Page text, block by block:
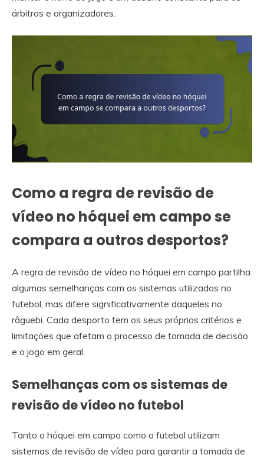
árbitros e organizadores.
Como a regra de revisão de
vídeo no hóquei em campo se
compara a outros desportos?
A regra de revisão de vídeo no hóquei em campo partilha
algumas semelhanças com os sistemas utilizados no
futebol, mas difere significativamente daqueles no
râguebi. Cada desporto tem os seus próprios critérios e
limitações que afetam o processo de tomada de decisão
e o jogo em geral.
Semelhanças com os sistemas de
revisão de vídeo no futebol
Tanto o hóquei em campo como o futebol utilizam
sistemas de revisão de vídeo para garantir a tomada de